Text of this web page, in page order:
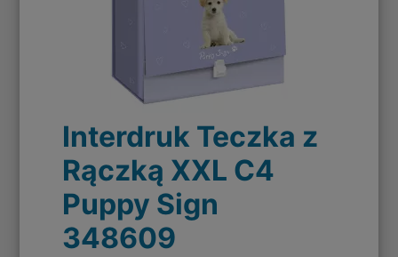
Interdruk Teczka z
Rączką XXL C4
Puppy Sign
348609